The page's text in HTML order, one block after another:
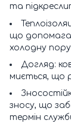
та
що
холодну
Догляд:
миється, що
зносу, що
термін